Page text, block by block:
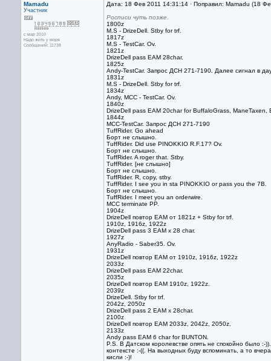
Mamadu
Участник
с мар 2010
Надо жить у моря
Сообщений: 11738
Дата: 18 Фев 2011 14:31:14 · Поправил: Mamadu (18
Росписи чуть позже.
1800z
M.S - DrizeDell. Stby for trf.
1817z
M.S - TestCar. Ov.
1821z
DrizeDell pass EAM 28char.
1825z
Andy-TestCar. Запрос ДСН 271-7190. Далее сигнал в
1831z
M.S - DrizeDell. Stby for trf.
1834z
Andy, MCC - TestCar. Ov.
1840z
DrizeDell pass EAM 20char for BuffaloGrass, ManeTaxen,
1844z
MCC-TestCar. Запрос ДСН 271-7190
TuffRider. Go ahead
Борт не слышно.
TuffRider. Did use PINOKKIO R.F.17? Ov.
Борт не слышно.
TuffRider. A roger that. Stby.
TuffRider. [не слышно]
Борт не слышно.
TuffRider. R, copy, stby.
TuffRider. I see you in sta PINOKKIO or pass you the 7B.
Борт не слышно.
TuffRider. I meet you an orderwire.
MCC terminate PP.
1904z
DrizeDell повтор ЕАМ от 1821z + Stby for trf.
1910z, 1916z, 1922z
DrizeDell pass 3 EAM x 28 char.
1927z
AnyRadio - Saber35. Ov.
1931z
DrizeDell повтор ЕАМ от 1910z, 1916z, 1922z
2033z
DrizeDell pass EAM 22char.
2035z
DrizeDell повтор ЕАМ 1910z, 1922z.
2039z
DrizeDell. Stby for trf.
2042z, 2050z
DrizeDell pass 2 EAM x 28char.
2100z
DrizeDell повтор ЕАМ 2033z, 2042z, 2050z.
2133z
Andy pass EAM 6 char for BUNTON.
P.S. В Датском королевстве опять не спокойно было :-
контексте :-((. На выходных буду вспоминать, а то
кисли :-)!